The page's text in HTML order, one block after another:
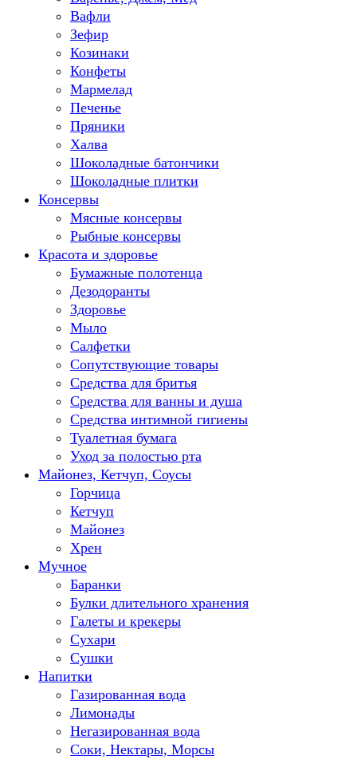
Вафли
Зефир
Козинаки
Конфеты
Мармелад
Печенье
Пряники
Халва
Шоколадные батончики
Шоколадные плитки
Консервы
Мясные консервы
Рыбные консервы
Красота и здоровье
Бумажные полотенца
Дезодоранты
Здоровье
Мыло
Салфетки
Сопутствующие товары
Средства для бритья
Средства для ванны и душа
Средства интимной гигиены
Туалетная бумага
Уход за полостью рта
Майонез, Кетчуп, Соусы
Горчица
Кетчуп
Майонез
Хрен
Мучное
Баранки
Булки длительного хранения
Галеты и крекеры
Сухари
Сушки
Напитки
Газированная вода
Лимонады
Негазированная вода
Соки, Нектары, Морсы